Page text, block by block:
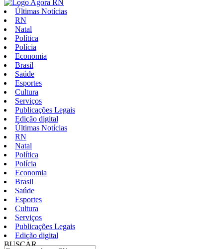
Últimas Notícias
RN
Natal
Política
Polícia
Economia
Brasil
Saúde
Esportes
Cultura
Serviços
Publicações Legais
Edição digital
Últimas Notícias
RN
Natal
Política
Polícia
Economia
Brasil
Saúde
Esportes
Cultura
Serviços
Publicações Legais
Edição digital
BUSCAR